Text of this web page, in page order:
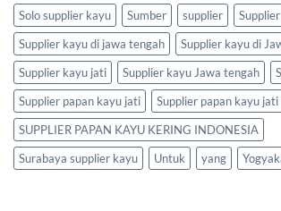
Solo supplier kayu
Sumber supplier
Supplier kayu di jawa tengah
Supplier kayu di
Supplier kayu jati
Supplier kayu Jawa tengah
Supplier papan kayu jati
Supplier papan kayu jati
SUPPLIER PAPAN KAYU KERING INDONESIA
Surabaya supplier kayu
Untuk yang